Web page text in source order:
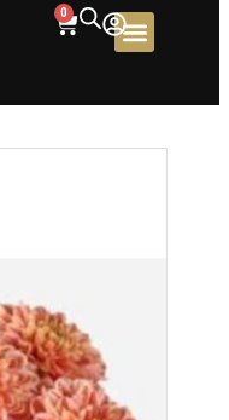
0